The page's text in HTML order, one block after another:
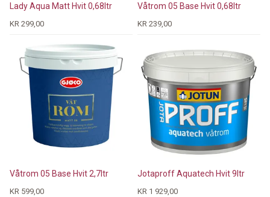
Lady Aqua Matt Hvit 0,68ltr
KR 299,00
Våtrom 05 Base Hvit 0,68ltr
KR 239,00
Våtrom 05 Base Hvit 2,7ltr
KR 599,00
Jotaproff Aquatech Hvit 9ltr
KR 1 929,00